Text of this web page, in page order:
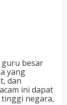
besar
yang
dan
ini dapat
negara,